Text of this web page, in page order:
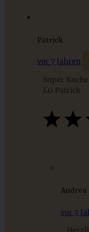
Rhabarber
9 saisonale
& Gemüse der
ZUM BEITRAG
Patrick
vor 7 Jahren
Super
LG Patrick
Andrea
vor 7